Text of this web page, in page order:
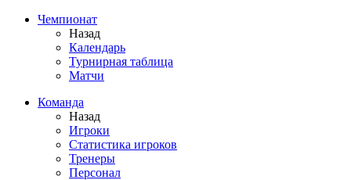
Чемпионат
Назад
Календарь
Турнирная таблица
Матчи
Команда
Назад
Игроки
Статистика игроков
Тренеры
Персонал